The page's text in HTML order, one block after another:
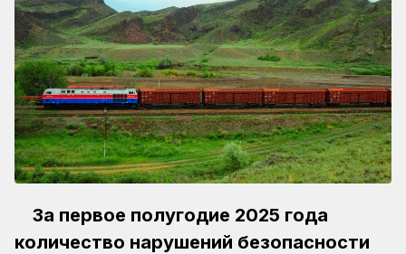
За первое полугодие 2025 года
количество нарушений безопасности